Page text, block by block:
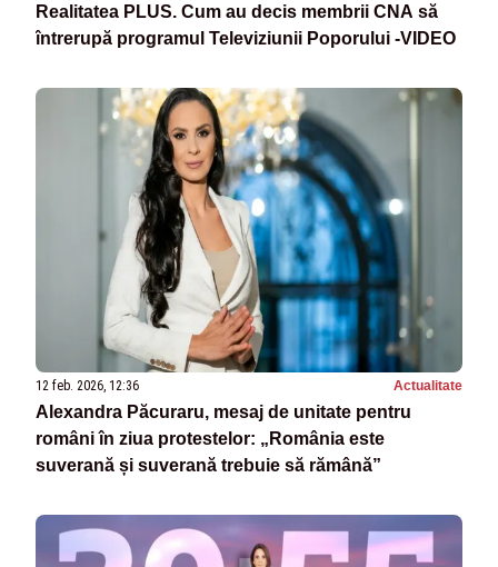
Realitatea PLUS. Cum au decis membrii CNA să
întrerupă programul Televiziunii Poporului -VIDEO
12 feb. 2026, 12:36 Actualitate
Alexandra Păcuraru, mesaj de unitate pentru
români în ziua protestelor: „România este
suverană și suverană trebuie să rămână”